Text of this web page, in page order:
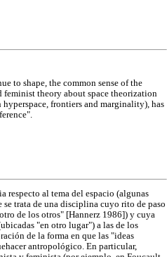
to shape, the common sense of the
theory about space theorization
frontiers and marginality), has
respecto al tema del espacio (algunas
trata de una disciplina cuyo rito de paso
otro de los otros" [Hannerz 1986]) y cuya
"en otro lugar") a las de los
de la forma en que las "ideas
antropológico. En particular,